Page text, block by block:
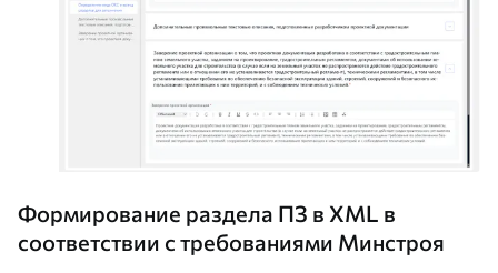
Формирование раздела ПЗ в XML в
соответствии с требованиями Минстроя